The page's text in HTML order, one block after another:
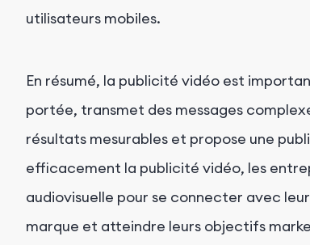
utilisateurs mobiles.
En résumé, la publicité vidéo est
portée, transmet des messages
résultats mesurables et propose une
efficacement la publicité vidéo, les
audiovisuelle pour se connecter avec
marque et atteindre leurs objectifs